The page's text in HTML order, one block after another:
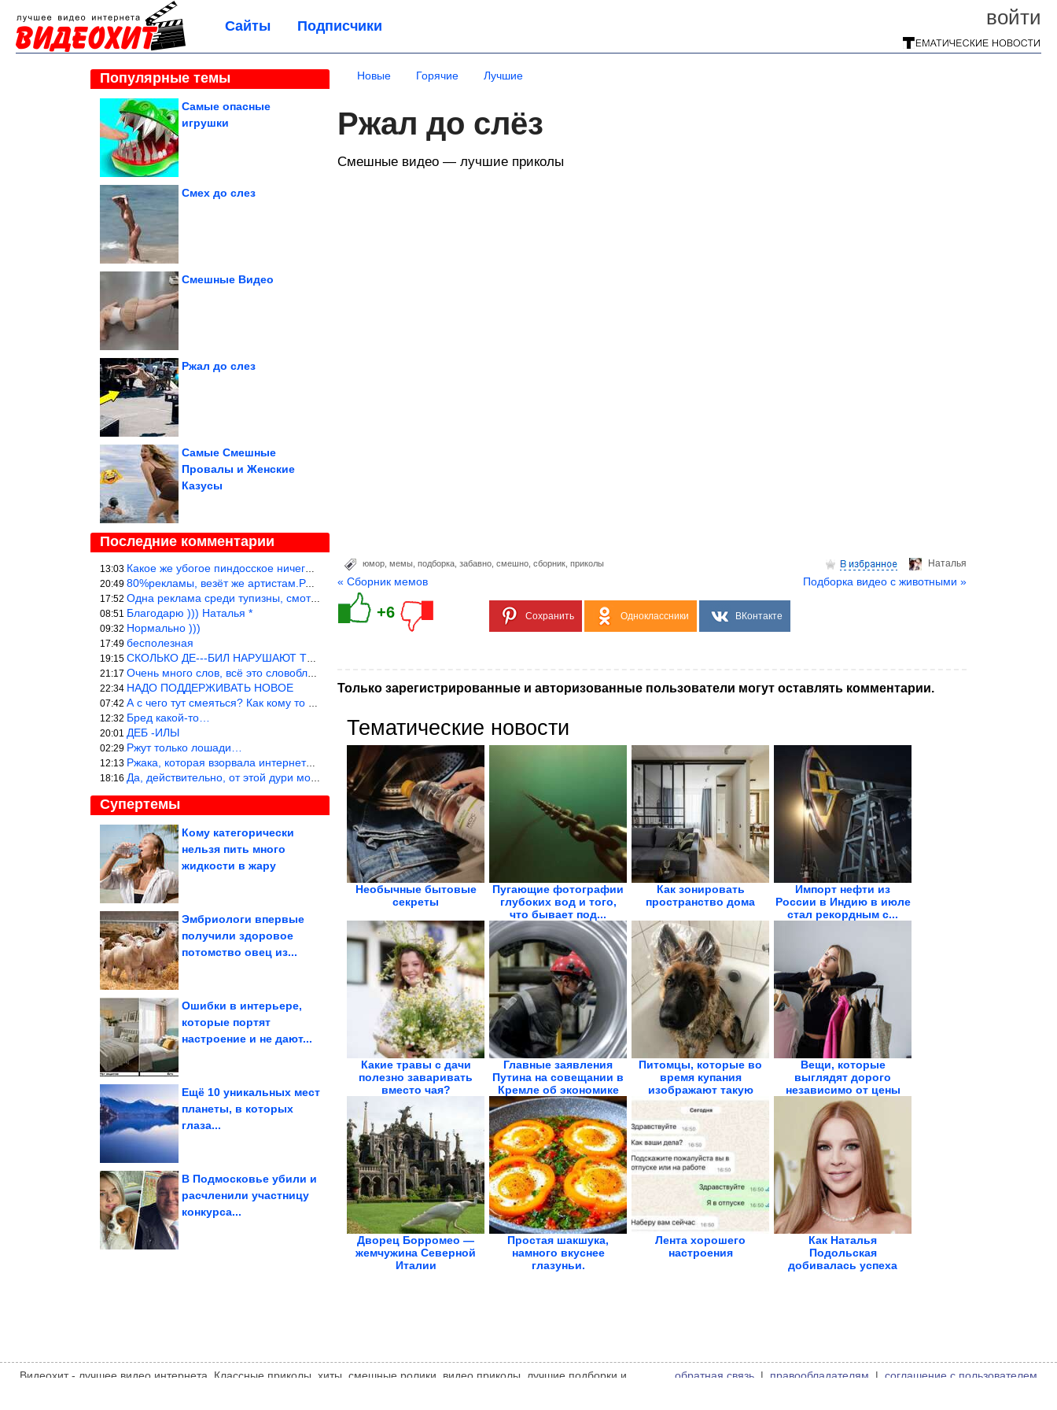
войти
Сайты Подписчики
Популярные темы
Самые опасные
игрушки
Смех до слез
Смешные Видео
Ржал до слез
Самые Смешные
Провалы и Женские
Казусы
Последние комментарии
13:03 Какое же убогое пиндосское ничего. Наташ, и не стыдно такую фигн
20:49 80%рекламы, везёт же артистам.Режиссёры, сценаристы вы где или к
17:52 Одна реклама среди тупизны, смотреть невозможно.
08:51 Благодарю ))) Наталья *
09:32 Нормально )))
17:49 бесполезная
19:15 СКОЛЬКО ДЕ---БИЛ НАРУШАЮТ ТЕХНИКУ БЕЗОПАСНОСТИ
21:17 Очень много слов, всё это словоблудие можно было уложить в 1 мин
22:34 НАДО ПОДДЕРЖИВАТЬ НОВОЕ
07:42 А с чего тут смеяться? Как кому то больно? Не смешно.
12:32 Бред какой-то…
20:01 ДЕБ -ИЛЫ
02:29 Ржут только лошади…
12:13 Ржака, которая взорвала интернет? Нет, количество рекламы выводи
18:16 Да, действительно, от этой дури можно ржать до слёз.
Супертемы
Кому категорически
нельзя пить много
жидкости в жару
Земля удивительнее,
Эмбриологи впервые
получили здоровое
потомство овец из...
Ошибки в интерьере,
которые портят
настроение и не дают...
Ещё 10 уникальных мест
планеты, в которых
глаза...
Самые красивые сорта
В Подмосковье убили и
расчленили участницу
конкурса...
Как выбрать
психотерапевта, если
Новые Горячие Лучшие
Ржал до слёз
Смешные видео — лучшие приколы
Hаталья
юмор мемы подборка забавно смешно сборник приколы
« Сборник мемов Подборка видео с животными »
+6 Сохранить Одноклассники ВКонтакте
Только зарегистрированные и авторизованные пользователи могут оставлять комментарии.
Тематические новости
Необычные бытовые
секреты
Пугающие фотографии
глубоких вод и того,
что бывает под...
Как зонировать
пространство дома
Импорт нефти из
России в Индию в июле
стал рекордным с...
Какие травы с дачи
полезно заваривать
вместо чая?
Главные заявления
Путина на совещании в
Кремле об экономике
Питомцы, которые во
время купания
изображают такую
драму,...
Вещи, которые
выглядят дорого
независимо от цены
Дворец Борромео —
жемчужина Северной
Италии
Простая шакшука,
намного вкуснее
глазуньи.
Лента хорошего
настроения
Как Наталья
Подольская
добивалась успеха
Видеохит - лучшее видео интернета. Классные приколы, хиты, смешные ролики, видео приколы, лучшие подборки и
обратная связь | правообладателям | соглашение с пользователем